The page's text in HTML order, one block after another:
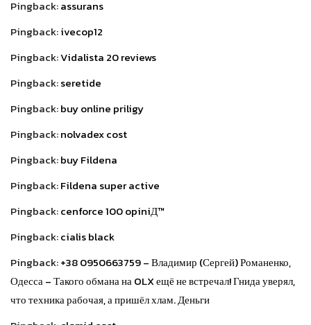
Pingback:assurans
Pingback:ivecop12
Pingback:Vidalista 20 reviews
Pingback:seretide
Pingback:buy online priligy
Pingback:nolvadex cost
Pingback:buy Fildena
Pingback:Fildena super active
Pingback:cenforce 100 opiniД™
Pingback:cialis black
Pingback:+38 0950663759 – Владимир (Сергей) Романенко,
Одесса – Такого обмана на OLX ещё не встречал! Гнида уверял,
что техника рабочая, а пришёл хлам. Деньги